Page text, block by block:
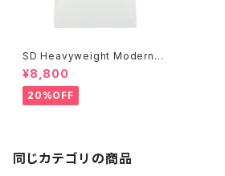
SD Heavyweight Modern T
wist Signs Logo T
¥8,800
20%OFF
同じカテゴリの商品